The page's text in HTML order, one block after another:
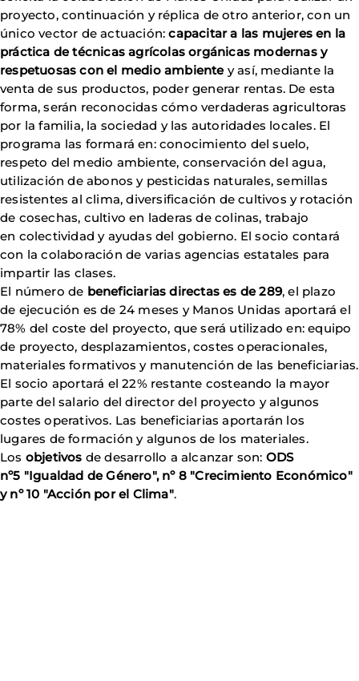
proyecto, continuación y réplica de otro anterior, con un
único vector de actuación:capacitar a las mujeres en la
práctica de técnicas agrícolas orgánicas modernas y
respetuosas con el medio ambientey así, mediante la
venta de sus productos, poder generar rentas. De esta
forma, serán reconocidas cómo verdaderas agricultoras
por la familia, la sociedad y las autoridades locales. El
programa las formará en: conocimiento del suelo,
respeto del medio ambiente, conservación del agua,
utilización de abonos y pesticidas naturales, semillas
resistentes al clima, diversificación de cultivos y rotación
de cosechas, cultivo en laderas de colinas, trabajo
en colectividad y ayudas del gobierno. El socio contará
con la colaboración de varias agencias estatales para
impartir las clases.
El número de beneficiarias directas es de 289, el plazo
de ejecución es de 24 meses y Manos Unidas aportará el
78% del coste del proyecto, que será utilizado en: equipo
de proyecto, desplazamientos, costes operacionales,
materiales formativos y manutención de las beneficiarias.
El socio aportará el 22% restante costeando la mayor
parte del salario del director del proyecto y algunos
costes operativos. Las beneficiarias aportarán los
lugares de formación y algunos de los materiales.
Los objetivos de desarrollo a alcanzar son: ODS
nº5 "Igualdad de Género", nº 8 "Crecimiento Económico"
y nº 10 "Acción por el Clima".